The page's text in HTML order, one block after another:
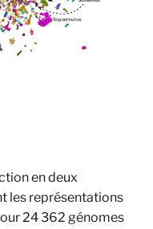
en deux
les représentations
24 362 génomes